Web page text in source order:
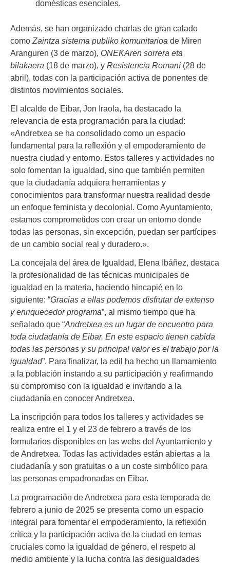
domésticas esenciales.
Además, se han organizado charlas de gran calado
como Zaintza sistema publiko komunitarioa de Miren
Aranguren (3 de marzo), ONEKAren sorrera eta
bilakaera (18 de marzo), y Resistencia Romaní(28 de
abril), todas con la participación activa de ponentes de
distintos movimientos sociales.
El alcalde de Eibar, Jon Iraola, ha destacado la
relevancia de esta programación para la ciudad:
«Andretxea se ha consolidado como un espacio
fundamental para la reflexión y el empoderamiento de
nuestra ciudad y entorno. Estos talleres y actividades no
solo fomentan la igualdad, sino que también permiten
que la ciudadanía adquiera herramientas y
conocimientos para transformar nuestra realidad desde
un enfoque feminista y decolonial. Como Ayuntamiento,
estamos comprometidos con crear un entorno donde
todas las personas, sin excepción, puedan ser partícipes
de un cambio social real y duradero.».
La concejala del área de Igualdad, Elena Ibáñez, destaca
la profesionalidad de las técnicas municipales de
igualdad en la materia, haciendo hincapié en lo
siguiente: “Gracias a ellas podemos disfrutar de extenso
y enriquecedor programa”, al mismo tiempo que ha
señalado que “Andretxea es un lugar de encuentro para
toda ciudadanía de Eibar. En este espacio tienen cabida
todas las personas y su principal valor es el trabajo por la
igualdad”. Para finalizar, la edil ha hecho un llamamiento
a la población instando a su participación y reafirmando
su compromiso con la igualdad e invitando a la
ciudadanía en conocer Andretxea.
La inscripción para todos los talleres y actividades se
realiza entre el 1 y el 23 de febrero a través de los
formularios disponibles en las webs del Ayuntamiento y
de Andretxea. Todas las actividades están abiertas a la
ciudadanía y son gratuitas o a un coste simbólico para
las personas empadronadas en Eibar.
La programación de Andretxea para esta temporada de
febrero a junio de 2025 se presenta como un espacio
integral para fomentar el empoderamiento, la reflexión
crítica y la participación activa de la ciudad en temas
cruciales como la igualdad de género, el respeto al
medio ambiente y la lucha contra las desigualdades